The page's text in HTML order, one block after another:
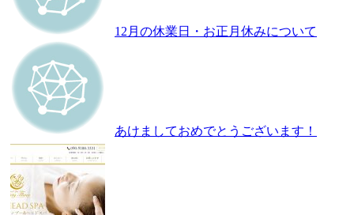
12月の休業日・お正月休みについて
あけましておめでとうございます！